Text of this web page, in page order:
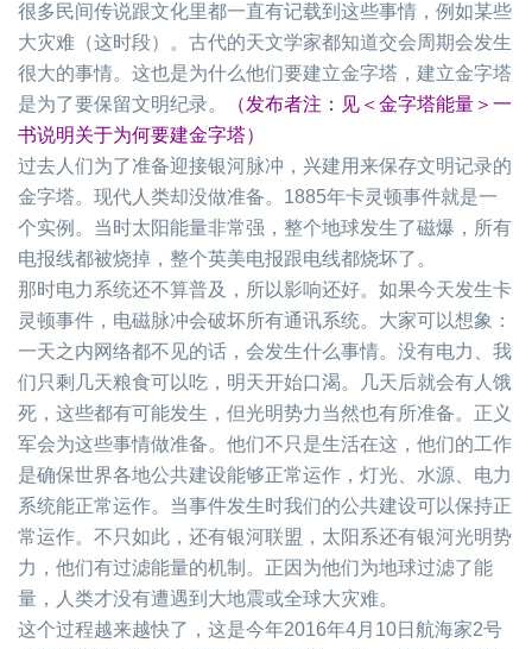
很多民间传说跟文化里都一直有记载到这些事情，例如某些
大灾难（这时段）。古代的天文学家都知道交会周期会发生
很大的事情。这也是为什么他们要建立金字塔，建立金字塔
是为了要保留文明纪录。
（发布者注：见＜金字塔能量＞一
书说明关于为何要建金字塔）
过去人们为了准备迎接银河脉冲，兴建用来保存文明记录的
金字塔。现代人类却没做准备。 1885年卡灵顿事件就是一
个实例。当时太阳能量非常强，整个地球发生了磁爆，所有
电报线都被烧掉，整个英美电报跟电线都烧坏了。
那时电力系统还不算普及，所以影响还好。如果今天发生卡
灵顿事件，电磁脉冲会破坏所有通讯系统。大家可以想象：
一天之内网络都不见的话，会发生什么事情。没有电力、我
们只剩几天粮食可以吃，明天开始口渴。几天后就会有人饿
死，这些都有可能发生，但光明势力当然也有所准备。正义
军会为这些事情做准备。他们不只是生活在这，他们的工作
是确保世界各地公共建设能够正常运作，灯光、水源、电力
系统能正常运作。当事件发生时我们的公共建设可以保持正
常运作。不只如此，还有银河联盟，太阳系还有银河光明势
力，他们有过滤能量的机制。正因为他们为地球过滤了能
量，人类才没有遭遇到大地震或全球大灾难。
这个过程越来越快了，这是今年2016年4月 10日航海家2号